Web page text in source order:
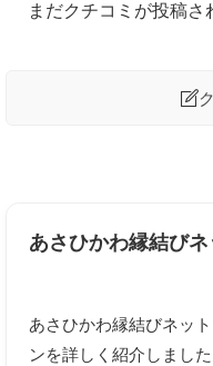
まだクチコミが投稿さ

あさひかわ縁結び
あさひかわ縁結びネッ
ンを詳しく紹介しまし